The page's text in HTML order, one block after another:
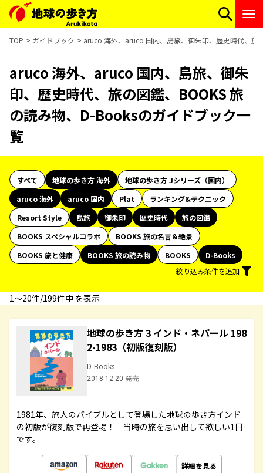
TOP ガイドブック aruco 海外、aruco 国内、島旅、御朱印、歴史時代、旅
aruco 海外、aruco 国内、島旅、御朱
印、歴史時代、旅の図鑑、BOOKS 旅
の読み物、D-Booksのガイドブック一
覧
すべて 地球の歩き方 海外
地球の歩き方 Jシリーズ（国内）
aruco 海外
aruco 国内 Plat
ランキング&テクニック
Resort Style
島旅 御朱印 歴史時代
旅の図鑑
BOOKS スペシャルコラボ
BOOKS 旅の名言＆絶景
BOOKS 旅と健康
BOOKS 旅の読み物 BOOKS
D-Books
絞り込み条件を追加
1〜20件/199件中 を表示
地球の歩き方 3 インド・ネパール 198
2-1983（初版復刻版）
D-Books
2018.12.20 発売
1981年、旅人のバイブルとして登場した地球の歩き方インド
の初版が復刻版で再登場！ 当時の旅を思い出して欲しい1冊
です。
詳細を見る